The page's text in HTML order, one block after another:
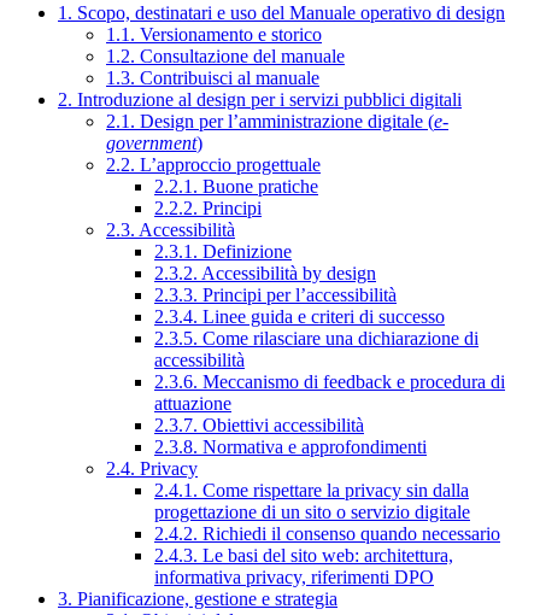
1. Scopo, destinatari e uso del Manuale operativo di design
1.1. Versionamento e storico
1.2. Consultazione del manuale
1.3. Contribuisci al manuale
2. Introduzione al design per i servizi pubblici digitali
2.1. Design per l’amministrazione digitale (e-
government)
2.2. L’approccio progettuale
2.2.1. Buone pratiche
2.2.2. Principi
2.3. Accessibilità
2.3.1. Definizione
2.3.2. Accessibilità by design
2.3.3. Principi per l’accessibilità
2.3.4. Linee guida e criteri di successo
2.3.5. Come rilasciare una dichiarazione di
accessibilità
2.3.6. Meccanismo di feedback e procedura di
attuazione
2.3.7. Obiettivi accessibilità
2.3.8. Normativa e approfondimenti
2.4. Privacy
2.4.1. Come rispettare la privacy sin dalla
progettazione di un sito o servizio digitale
2.4.2. Richiedi il consenso quando necessario
2.4.3. Le basi del sito web: architettura,
informativa privacy, riferimenti DPO
3. Pianificazione, gestione e strategia